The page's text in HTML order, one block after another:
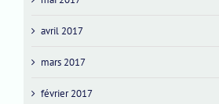
avril 2017
mars 2017
février 2017